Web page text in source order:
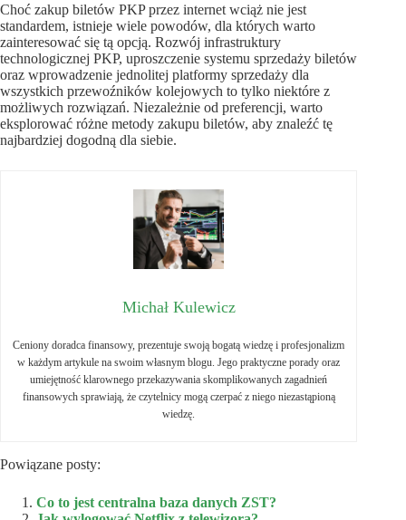
Choć zakup biletów PKP przez internet wciąż nie jest
standardem, istnieje wiele powodów, dla których warto
zainteresować się tą opcją. Rozwój infrastruktury
technologicznej PKP, uproszczenie systemu sprzedaży biletów
oraz wprowadzenie jednolitej platformy sprzedaży dla
wszystkich przewoźników kolejowych to tylko niektóre z
możliwych rozwiązań. Niezależnie od preferencji, warto
eksplorować różne metody zakupu biletów, aby znaleźć tę
najbardziej dogodną dla siebie.
Michał Kulewicz
Ceniony doradca finansowy, prezentuje swoją bogatą wiedzę i profesjonalizm
w każdym artykule na swoim własnym blogu. Jego praktyczne porady oraz
umiejętność klarownego przekazywania skomplikowanych zagadnień
finansowych sprawiają, że czytelnicy mogą czerpać z niego niezastąpioną
wiedzę.
Powiązane posty:
Co to jest centralna baza danych ZST?